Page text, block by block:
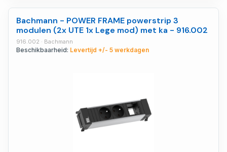
Bachmann - POWER FRAME powerstrip 3
modulen (2x UTE 1x Lege mod) met ka - 916.002
916.002 · Bachmann
Beschikbaarheid: Levertijd +/- 5 werkdagen